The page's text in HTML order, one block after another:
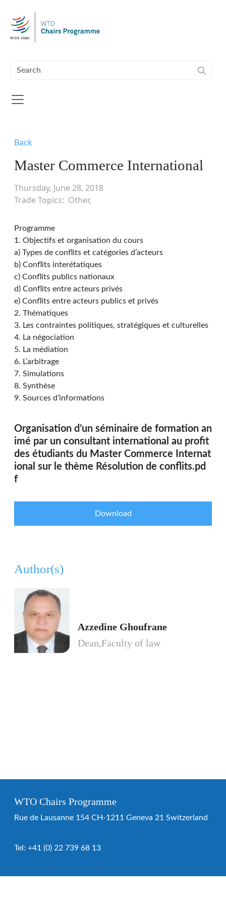
Back
Master Commerce International
Thursday, June 28, 2018
Trade Topics
Other
Programme
1. Objectifs et organisation du cours
a) Types de conflits et catégories d’acteurs
b) Conflits interétatiques
c) Conflits publics nationaux
d) Conflits entre acteurs privés
e) Conflits entre acteurs publics et privés
2. Thématiques
3. Les contraintes politiques, stratégiques et culturelles
4. La négociation
5. La médiation
6. L’arbitrage
7. Simulations
8. Synthèse
9. Sources d’informations
Organisation d’un séminaire de formation an
imé par un consultant international au profit
des étudiants du Master Commerce Internat
ional sur le thème Résolution de conflits.pd
f
Download
Author(s)
Azzedine Ghoufrane
Dean,Faculty of law
WTO Chairs Programme
Rue de Lausanne 154 CH-1211 Geneva 21 Switzerland
Tel: +41 (0) 22 739 68 13